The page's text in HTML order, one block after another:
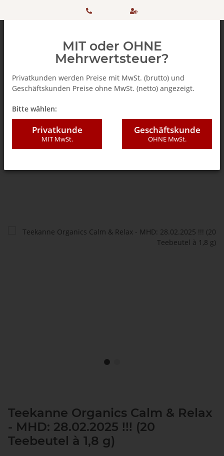
+ 49
506 98
einkaufen
SSL
Teekanne Organics Calm & Relax
- MHD: 28.02.2025 !!! (20
Teebeutel à 1,8 g)
MIT oder OHNE
Mehrwertsteuer?
Privatkunden werden Preise mit MwSt. (brutto) und
Geschäftskunden Preise ohne MwSt. (netto) angezeigt.
Bitte wählen:
Privatkunde
MIT MwSt.
Geschäftskunde
OHNE MwSt.